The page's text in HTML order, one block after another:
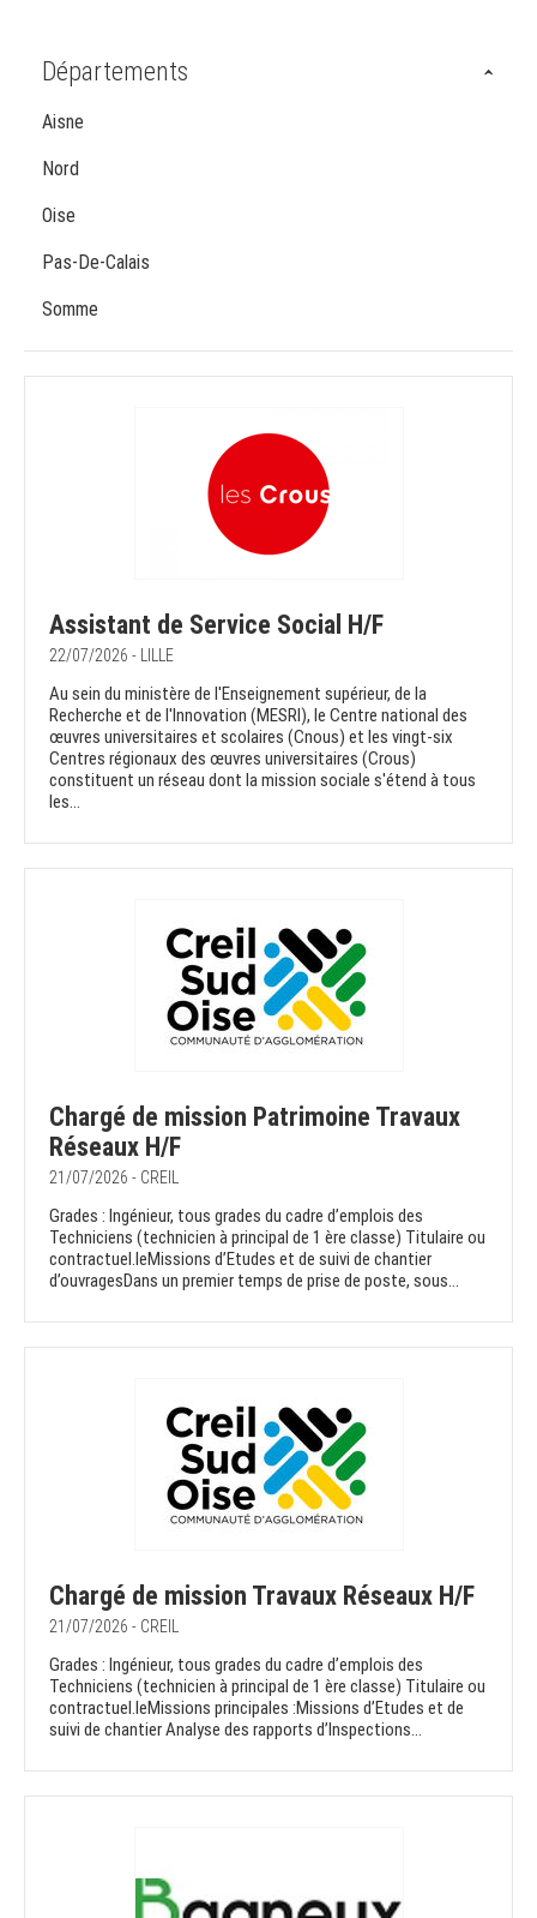
Départements
Aisne
Nord
Oise
Pas-De-Calais
Somme
Assistant de Service Social H/F
22/07/2026 - LILLE
Au sein du ministère de l'Enseignement supérieur, de la
Recherche et de l'Innovation (MESRI), le Centre national des
œuvres universitaires et scolaires (Cnous) et les vingt-six
Centres régionaux des œuvres universitaires (Crous)
constituent un réseau dont la mission sociale s'étend à tous
les...
Chargé de mission Patrimoine Travaux
Réseaux H/F
21/07/2026 - CREIL
Grades : Ingénieur, tous grades du cadre d’emplois des
Techniciens (technicien à principal de 1 ère classe) Titulaire ou
contractuel.leMissions d’Etudes et de suivi de chantier
d’ouvragesDans un premier temps de prise de poste, sous...
Chargé de mission Travaux Réseaux H/F
21/07/2026 - CREIL
Grades : Ingénieur, tous grades du cadre d’emplois des
Techniciens (technicien à principal de 1 ère classe) Titulaire ou
contractuel.leMissions principales :Missions d’Etudes et de
suivi de chantier Analyse des rapports d’Inspections...